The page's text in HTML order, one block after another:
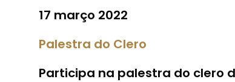
17 março 2022
Palestra do Clero
Participa na palestra do clero